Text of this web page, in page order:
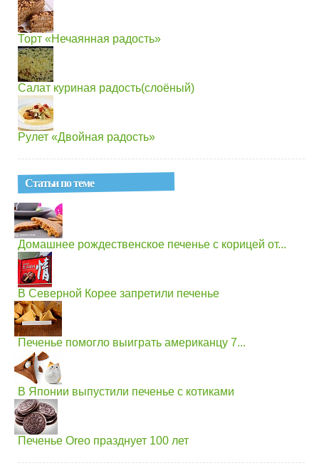
Торт «Нечаянная радость»
Салат куриная радость(слоёный)
Рулет «Двойная радость»
Статьи по теме
Домашнее рождественское печенье с корицей от...
В Северной Корее запретили печенье
Печенье помогло выиграть американцу 7...
В Японии выпустили печенье с котиками
Печенье Oreo празднует 100 лет